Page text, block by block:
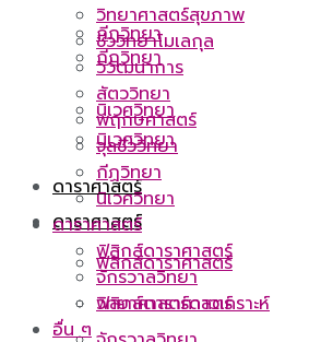
กีฏวิทยา
นิเวศวิทยา
ดาราศาสตร์
ฟิสิกส์ดาราศาสตร์
กีฏวิทยา
นิเวศวิทยา
ดาราศาสตร์
ฟิสิกส์ดาราศาสตร์
วิทยาศาสตร์สุขภาพ
ชีววิทยาโมเลกุล
วิวัฒนาการ
สัตววิทยา
พฤกษศาสตร์
จุลชีววิทยา
กีฏวิทยา
นิเวศวิทยา
ดาราศาสตร์
ฟิสิกส์ดาราศาสตร์
จักรวาลวิทยา
วิทยาศาสตร์ดาวเคราะห์
อื่น ๆ